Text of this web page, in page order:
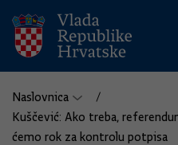
Naslovnica
Kuščević: Ako treba,
ćemo rok za kontrolu potpisa